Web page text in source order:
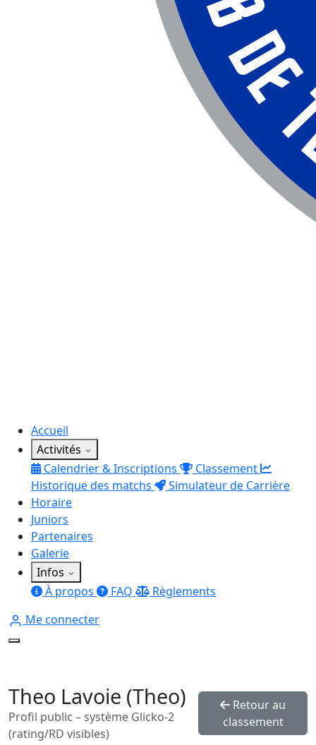
Accueil
Activités
Calendrier & Inscriptions
Classement
Historique des matchs
Simulateur de Carrière
Horaire
Juniors
Partenaires
Galerie
Infos
À propos
FAQ
Règlements
Me connecter
Theo Lavoie (Theo)
Profil public – système Glicko‑2
(rating/RD visibles)
Retour au
classement